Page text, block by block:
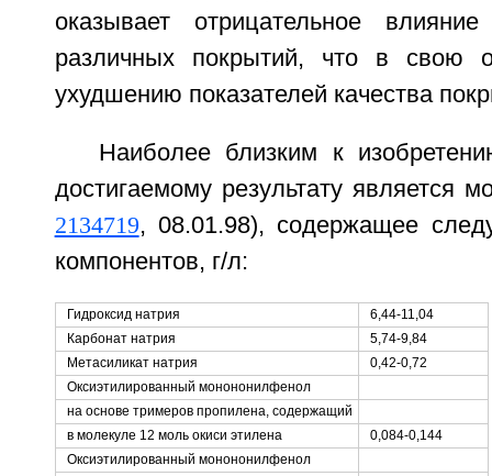
оказывает отрицательное
различных покрытий, что в свою
ухудшению показателей качества
Наиболее близким к
достигаемому результату является
2134719, 08.01.98), содержащее
компонентов, г/л:
Гидроксид натрия
6,44-11,04
Карбонат натрия
5,74-9,84
Метасиликат натрия
0,42-0,72
Оксиэтилированный монононилфенол
на основе тримеров пропилена, содержащий
в молекуле 12 моль окиси этилена
0,084-0,144
Оксиэтилированный монононилфенол